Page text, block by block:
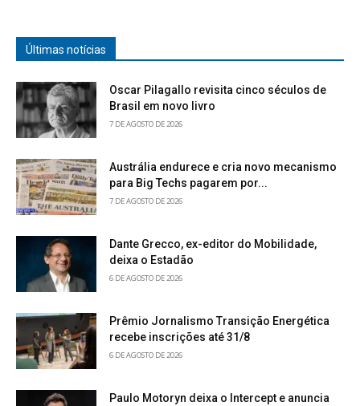
Últimas notícias
Oscar Pilagallo revisita cinco séculos de
Brasil em novo livro
7 DE AGOSTO DE 2026
Austrália endurece e cria novo mecanismo
para Big Techs pagarem por...
7 DE AGOSTO DE 2026
Dante Grecco, ex-editor do Mobilidade,
deixa o Estadão
6 DE AGOSTO DE 2026
Prêmio Jornalismo Transição Energética
recebe inscrições até 31/8
6 DE AGOSTO DE 2026
Paulo Motoryn deixa o Intercept e anuncia